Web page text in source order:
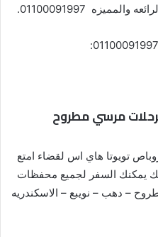
01100091997.
هاي اس 14 فرد لرحلات مرسي مطروح
تويوتا هاي اس لقضاء امتع
الصيفيه لصيف 2022 كذلك يمكنك السفر لجميع محفظات
– دهب – نويبع – الاسكندريه